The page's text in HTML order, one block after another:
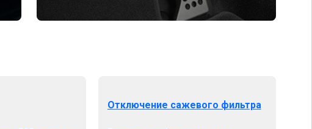
Отключение сажевого фильтра